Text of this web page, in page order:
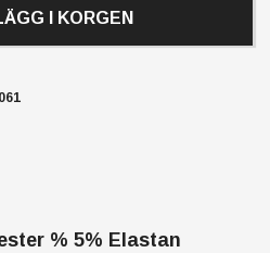
I KORGEN
% 5% Elastan